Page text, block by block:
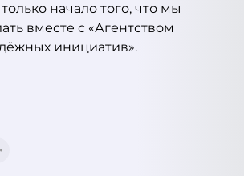
начало того, что мы
вместе с «Агентством
инициатив».